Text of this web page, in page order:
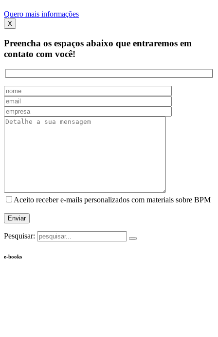
Quero mais informações
X
Preencha os espaços abaixo que entraremos em
contato com você!
Aceito receber e-mails personalizados com materiais sobre BPM
Pesquisar:
e-books